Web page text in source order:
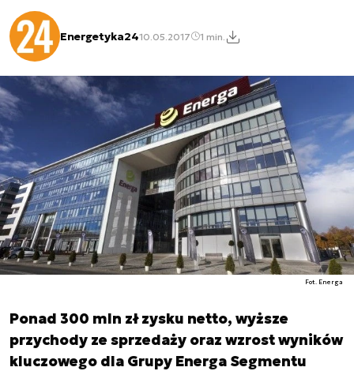
Energetyka2410.05.2017 1 min.
Fot. Energa
Ponad 300 mln zł zysku netto, wyższe
przychody ze sprzedaży oraz wzrost wyników
kluczowego dla Grupy Energa Segmentu